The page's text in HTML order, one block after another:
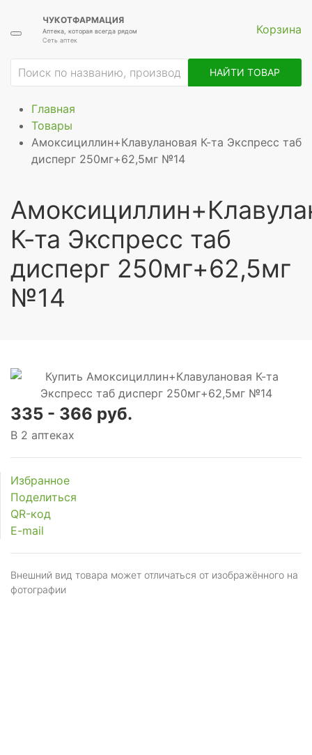
ЧУКОТФАРМАЦИЯ
Аптека, которая всегда рядом
Сеть аптек
Корзина
НАЙТИ ТОВАР
Главная
Товары
Амоксициллин+Клавулановая К-та Экспресс таб
дисперг 250мг+62,5мг №14
К-та Экспресс таб
дисперг 250мг+62,5мг
№14
335 - 366 руб.
В 2 аптеках
Избранное
Поделиться
QR-код
E-mail
Внешний вид товара может отличаться от изображённого на
фотографии